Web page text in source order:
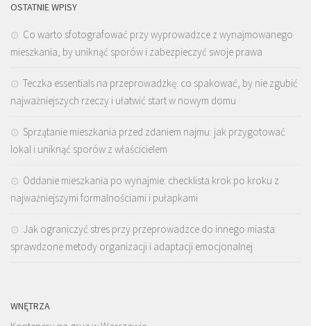
OSTATNIE WPISY
Co warto sfotografować przy wyprowadzce z wynajmowanego
mieszkania, by uniknąć sporów i zabezpieczyć swoje prawa
Teczka essentials na przeprowadzkę: co spakować, by nie zgubić
najważniejszych rzeczy i ułatwić start w nowym domu
Sprzątanie mieszkania przed zdaniem najmu: jak przygotować
lokal i uniknąć sporów z właścicielem
Oddanie mieszkania po wynajmie: checklista krok po kroku z
najważniejszymi formalnościami i pułapkami
Jak ograniczyć stres przy przeprowadzce do innego miasta:
sprawdzone metody organizacji i adaptacji emocjonalnej
WNĘTRZA